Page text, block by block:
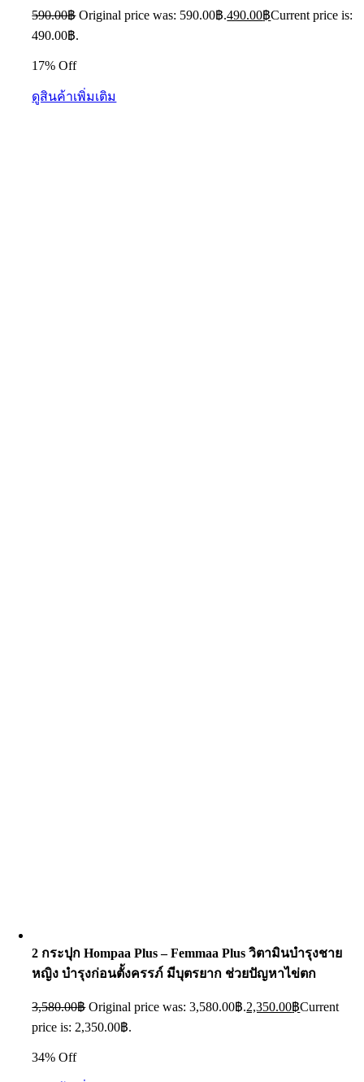
590.00฿ Original price was: 590.00฿.490.00฿Current price is:
490.00฿.
17% Off
ดูสินค้าเพิ่มเติม
2 กระปุก Hompaa Plus – Femmaa Plus วิตามินบำรุงชาย
หญิง บำรุงก่อนตั้งครรภ์ มีบุตรยาก ช่วยปัญหาไข่ตก
3,580.00฿ Original price was: 3,580.00฿.2,350.00฿Current
price is: 2,350.00฿.
34% Off